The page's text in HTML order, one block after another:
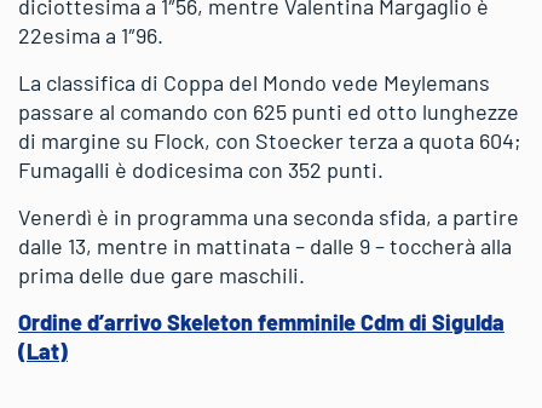
diciottesima a 1″56, mentre Valentina Margaglio è
22esima a 1″96.
La classifica di Coppa del Mondo vede Meylemans
passare al comando con 625 punti ed otto lunghezze
di margine su Flock, con Stoecker terza a quota 604;
Fumagalli è dodicesima con 352 punti.
Venerdì è in programma una seconda sfida, a partire
dalle 13, mentre in mattinata – dalle 9 – toccherà alla
prima delle due gare maschili.
Ordine d’arrivo Skeleton femminile Cdm di Sigulda
(Lat)